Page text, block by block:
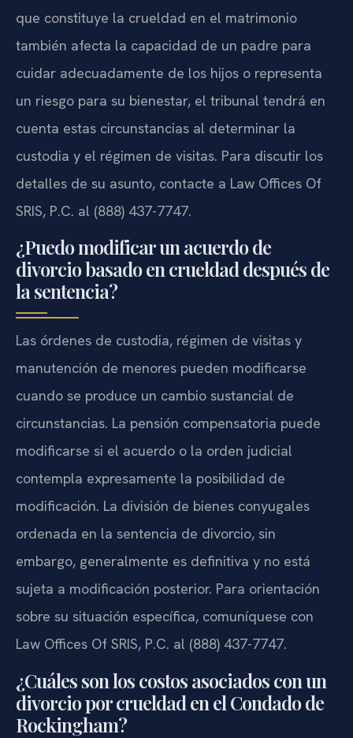
que constituye la crueldad en el matrimonio
también afecta la capacidad de un padre para
cuidar adecuadamente de los hijos o representa
un riesgo para su bienestar, el tribunal tendrá en
cuenta estas circunstancias al determinar la
custodia y el régimen de visitas. Para discutir los
detalles de su asunto, contacte a Law Offices Of
SRIS, P.C. al (888) 437-7747.
¿Puedo modificar un acuerdo de
divorcio basado en crueldad después de
la sentencia?
Las órdenes de custodia, régimen de visitas y
manutención de menores pueden modificarse
cuando se produce un cambio sustancial de
circunstancias. La pensión compensatoria puede
modificarse si el acuerdo o la orden judicial
contempla expresamente la posibilidad de
modificación. La división de bienes conyugales
ordenada en la sentencia de divorcio, sin
embargo, generalmente es definitiva y no está
sujeta a modificación posterior. Para orientación
sobre su situación específica, comuníquese con
Law Offices Of SRIS, P.C. al (888) 437-7747.
¿Cuáles son los costos asociados con un
divorcio por crueldad en el Condado de
Rockingham?